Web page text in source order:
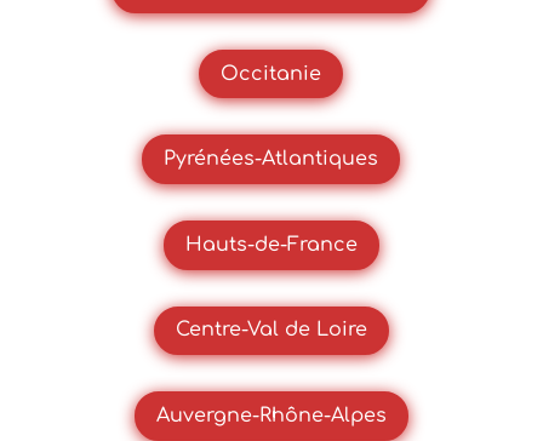
Occitanie
Pyrénées-Atlantiques
Hauts-de-France
Centre-Val de Loire
Auvergne-Rhône-Alpes